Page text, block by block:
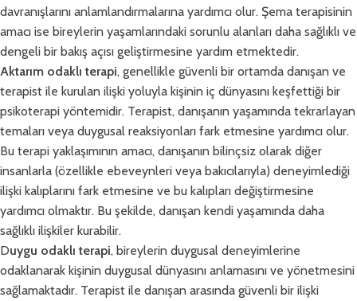
davranışlarını anlamlandırmalarına yardımcı olur. Şema terapisinin
amacı ise bireylerin yaşamlarındaki sorunlu alanları daha sağlıklı ve
dengeli bir bakış açısı geliştirmesine yardım etmektedir.
Aktarım odaklı terapi, genellikle güvenli bir ortamda danışan ve
terapist ile kurulan ilişki yoluyla kişinin iç dünyasını keşfettiği bir
psikoterapi yöntemidir. Terapist, danışanın yaşamında tekrarlayan
temaları veya duygusal reaksiyonları fark etmesine yardımcı olur.
Bu terapi yaklaşımının amacı, danışanın bilinçsiz olarak diğer
insanlarla (özellikle ebeveynleri veya bakıcılarıyla) deneyimlediği
ilişki kalıplarını fark etmesine ve bu kalıpları değiştirmesine
yardımcı olmaktır. Bu şekilde, danışan kendi yaşamında daha
sağlıklı ilişkiler kurabilir.
Duygu odaklı terapi, bireylerin duygusal deneyimlerine
odaklanarak kişinin duygusal dünyasını anlamasını ve yönetmesini
sağlamaktadır. Terapist ile danışan arasında güvenli bir ilişki